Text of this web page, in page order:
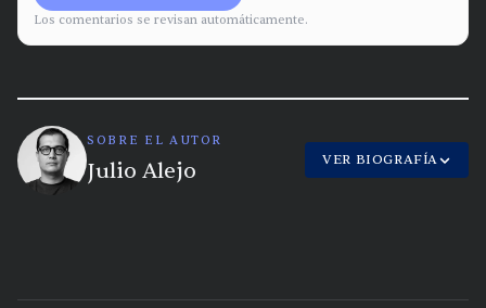
Los comentarios se revisan automáticamente.
SOBRE EL AUTOR
Julio Alejo VER BIOGRAFÍA